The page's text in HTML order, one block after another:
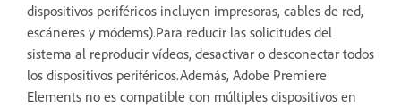
dispositivos periféricos incluyen impresoras, cables de red,
escáneres y módems).Para reducir las solicitudes del
sistema al reproducir vídeos, desactivar o desconectar todos
los dispositivos periféricos.Además, Adobe Premiere
Elements no es compatible con múltiples dispositivos en